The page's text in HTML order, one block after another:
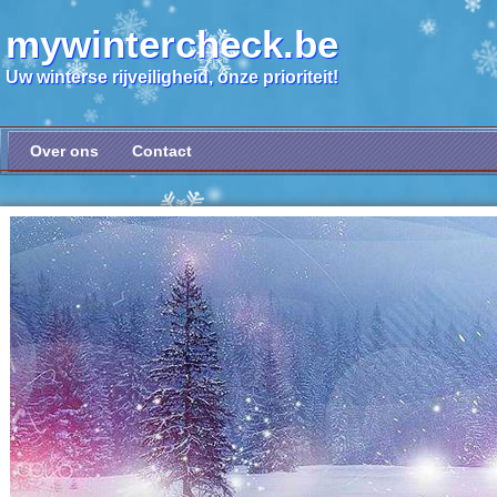
mywintercheck.be
Uw winterse rijveiligheid, onze prioriteit!
Over ons Contact